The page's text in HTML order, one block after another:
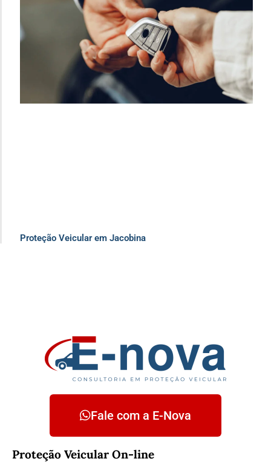
Proteção Veicular em Jacobina
Fale com a E-Nova
Proteção Veicular On-line